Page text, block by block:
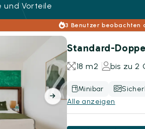
und Vorteile
3 Benutzer beobachten
Standard-
18 m2 bis zu 2
Minibar
Alle anzeigen